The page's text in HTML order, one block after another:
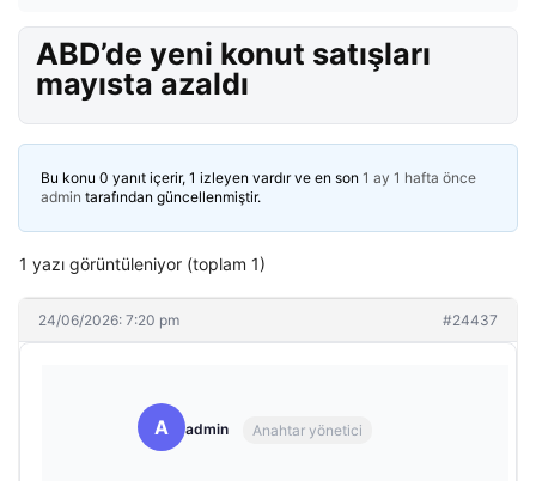
ABD’de yeni konut satışları
mayısta azaldı
Bu konu 0 yanıt içerir, 1 izleyen vardır ve en son 1 ay 1 hafta önce
admin tarafından güncellenmiştir.
1 yazı görüntüleniyor (toplam 1)
24/06/2026: 7:20 pm #24437
A admin Anahtar yönetici